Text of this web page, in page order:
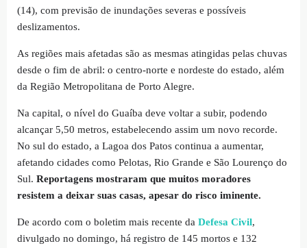
(14), com previsão de inundações severas e possíveis
deslizamentos.
As regiões mais afetadas são as mesmas atingidas pelas chuvas
desde o fim de abril: o centro-norte e nordeste do estado, além
da Região Metropolitana de Porto Alegre.
Na capital, o nível do Guaíba deve voltar a subir, podendo
alcançar 5,50 metros, estabelecendo assim um novo recorde.
No sul do estado, a Lagoa dos Patos continua a aumentar,
afetando cidades como Pelotas, Rio Grande e São Lourenço do
Sul. Reportagens mostraram que muitos moradores
resistem a deixar suas casas, apesar do risco iminente.
De acordo com o boletim mais recente da Defesa Civil,
divulgado no domingo, há registro de 145 mortos e 132